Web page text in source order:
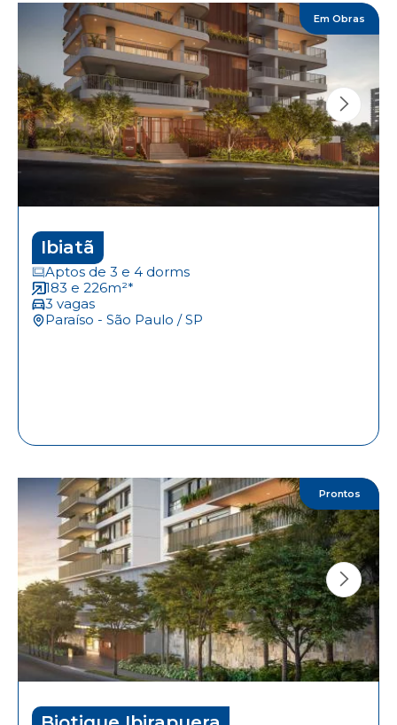
Em Obras
Ibiatã
Aptos de 3 e 4 dorms
183 e 226m²*
3 vagas
Paraíso - São Paulo / SP
Prontos